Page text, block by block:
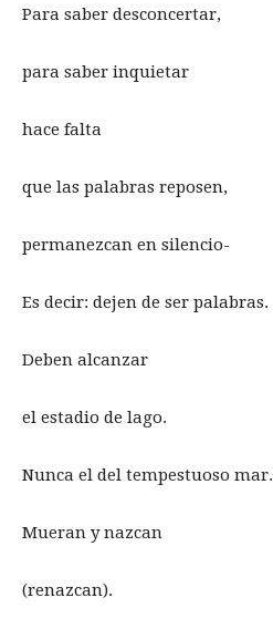
Para saber desconcertar,
para saber inquietar
hace falta
que las palabras reposen,
permanezcan en silencio-
Es decir: dejen de ser palabras.
Deben alcanzar
el estadio de lago.
Nunca el del tempestuoso mar.
Mueran y nazcan
(renazcan).